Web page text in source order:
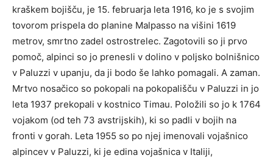
kraškem bojišču, je 15. februarja leta 1916, ko je s svojim
tovorom prispela do planine Malpasso na višini 1619
metrov, smrtno zadel ostrostrelec. Zagotovili so ji prvo
pomoč, alpinci so jo prenesli v dolino v poljsko bolnišnico
v Paluzzi v upanju, da ji bodo še lahko pomagali. A zaman.
Mrtvo nosačico so pokopali na pokopališču v Paluzzi in jo
leta 1937 prekopali v kostnico Timau. Položili so jo k 1764
vojakom (od teh 73 avstrijskih), ki so padli v bojih na
fronti v gorah. Leta 1955 so po njej imenovali vojašnico
alpincev v Paluzzi, ki je edina vojašnica v Italiji,